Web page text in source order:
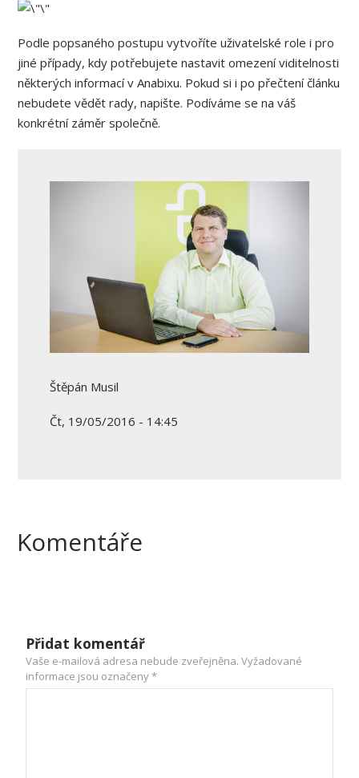
Podle popsaného postupu vytvoříte uživatelské role i pro
jiné případy, kdy potřebujete nastavit omezení viditelnosti
některých informací v Anabixu. Pokud si i po přečtení článku
nebudete vědět rady, napište. Podíváme se na váš
konkrétní záměr společně.
Štěpán Musil
Čt, 19/05/2016 - 14:45
Komentáře
Přidat komentář
Vaše e-mailová adresa nebude zveřejněna. Vyžadované
informace jsou označeny*